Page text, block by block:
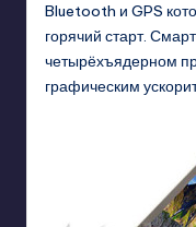
Bluetooth и GPS
горячий старт.
четырёхъядерном
графическим